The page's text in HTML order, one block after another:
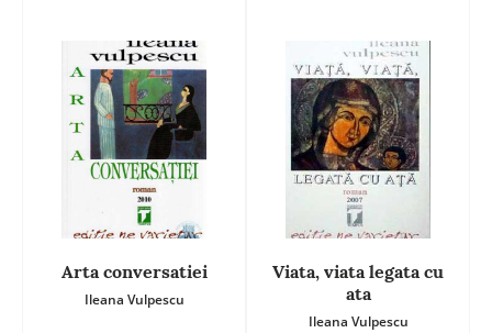
Arta conversatiei
Ileana Vulpescu
Viata, viata legata cu
ata
Ileana Vulpescu